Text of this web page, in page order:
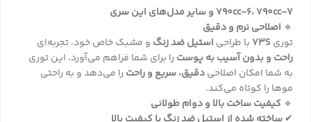
790cc-6، 790cc-7 و سایر مدل‌های این سری
🔹 اصلاحی نرم و دقیق
توری73Sبا طراحی استیل ضد زنگ و مشبک خاص خود، تجربه‌ای
راحت و بدون آسیب به پوست را برای شما فراهم می‌آورد. این توری
به شما امکان اصلاحیدقیق، سریع و راحت را می‌دهد و به راحتی
موها را کوتاه می‌کند.
🔹 کیفیت ساخت بالا و دوام طولانی